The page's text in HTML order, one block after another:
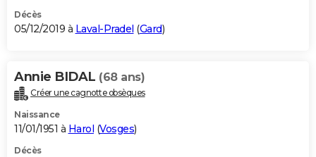
Décès
05/12/2019 à Laval-Pradel (Gard)
Annie BIDAL (68 ans)
Créer une cagnotte obsèques
Naissance
11/01/1951 à Harol (Vosges)
Décès